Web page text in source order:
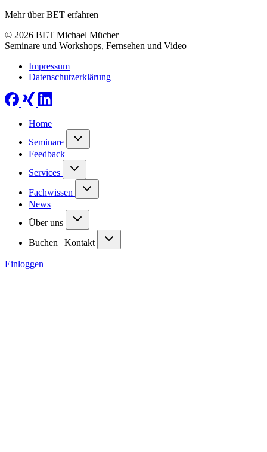
Mehr über BET erfahren
© 2026 BET Michael Mücher
Seminare und Workshops, Fernsehen und Video
Impressum
Datenschutzerklärung
Home
Seminare
Feedback
Services
Fachwissen
News
Über uns
Buchen | Kontakt
Einloggen